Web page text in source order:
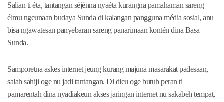
Salian ti éta, tantangan séjénna nyaéta kurangna pamahaman sareng
élmu ngeunaan budaya Sunda di kalangan pangguna média sosial, anu
bisa ngawatesan panyebaran sareng panarimaan kontén dina Basa
Sunda.
Samporetna askes internet jeung kurang majuna masarakat padesaan,
salah sahiji oge nu jadi tantangan. Di dieu oge butuh peran ti
pamarentah dina nyadiakeun akses jaringan internet nu sakabeh tempat,